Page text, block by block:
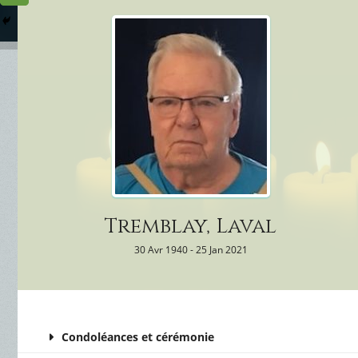
Services Funéraires
Tremblay, Laval
30 Avr 1940 - 25 Jan 2021
Condoléances et cérémonie